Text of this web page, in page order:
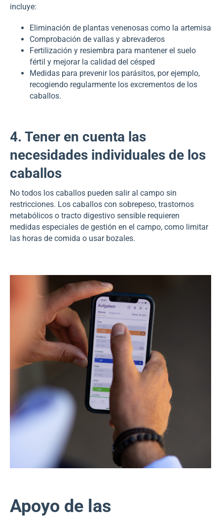
incluye:
Eliminación de plantas venenosas como la artemisa
Comprobación de vallas y abrevaderos
Fertilización y resiembra para mantener el suelo
fértil y mejorar la calidad del césped
Medidas para prevenir los parásitos, por ejemplo,
recogiendo regularmente los excrementos de los
caballos.
4. Tener en cuenta las
necesidades individuales de los
caballos
No todos los caballos pueden salir al campo sin
restricciones. Los caballos con sobrepeso, trastornos
metabólicos o tracto digestivo sensible requieren
medidas especiales de gestión en el campo, como limitar
las horas de comida o usar bozales.
Apoyo de las